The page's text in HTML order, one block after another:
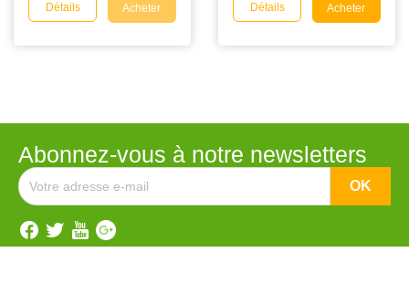
Détails Acheter Détails Acheter
Abonnez-vous à notre newsletters